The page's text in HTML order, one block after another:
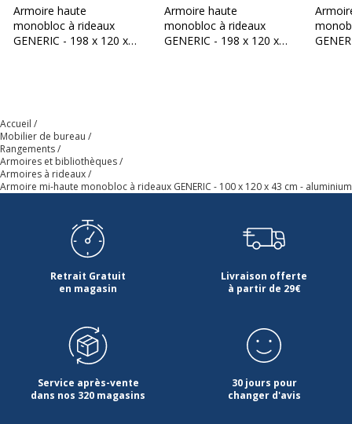
Gamme GENERIC
Couleur(s) de l'article Noir
Quantité d'étagères
Quantité de portes
Type d'installation
Type de porte Rideaux
Type de produit
Caracteristiques de montage Déjà monté
Caractéristiques environnementales
Armoire haute
monobloc à rideaux
GENERIC - 198 x 120 x
Armoire haute
monobloc à rideaux
GENERIC - 198 x 120 x
Accueil
Mobilier de bureau
Rangements
Armoires et bibliothèques
Armoires à rideaux
Armoire mi-haute monobloc à rideaux GENERIC - 100 x 120 x 43 cm - aluminium
Retrait Gratuit
en magasin
Livraison offerte
à partir de 29€
Service après-vente
dans nos 320 magasins
30 jours pour
changer d'avis